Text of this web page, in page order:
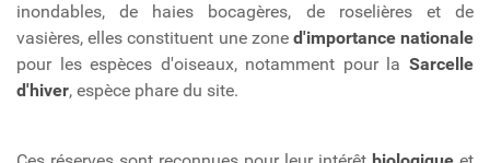
inondables, de haies bocagères, de roselières et de
vasières, elles constituent une zone d'importance nationale
pour les espèces d'oiseaux, notamment pour la Sarcelle
d'hiver, espèce phare du site.